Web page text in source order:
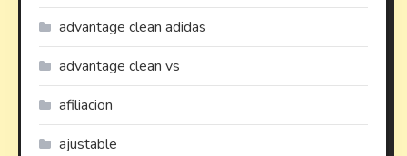
advantage clean adidas
advantage clean vs
afiliacion
ajustable